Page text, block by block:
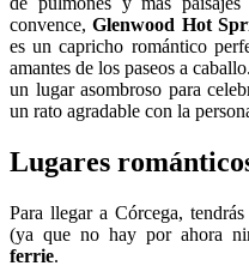
convence,Glenwood Hot
es un capricho romántico
amantes de los paseos a
un lugar asombroso para
un rato agradable con la
Lugares
Para llegar a Córcega,
(ya que no hay por ahora
ferrie.